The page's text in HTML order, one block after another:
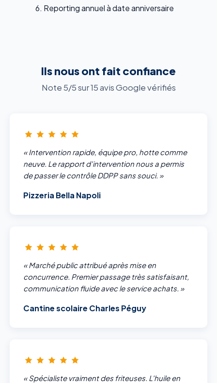
Reporting annuel à date anniversaire
Ils nous ont fait confiance
Note 5/5 sur 15 avis Google vérifiés
« Intervention rapide, équipe pro, hotte comme
neuve. Le rapport d'intervention nous a permis
de passer le contrôle DDPP sans souci. »
Pizzeria Bella Napoli
« Marché public attribué après mise en
concurrence. Premier passage très satisfaisant,
communication fluide avec le service achats. »
Cantine scolaire Charles Péguy
« Spécialiste vraiment des friteuses. L'huile en